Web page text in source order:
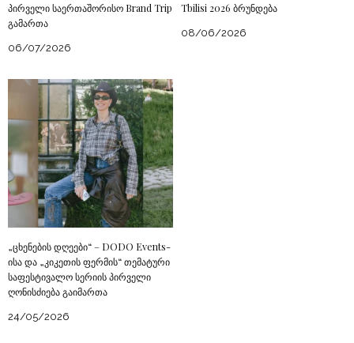
პირველი საერთაშორისო Brand Trip
გამართა
06/07/2026
Tbilisi 2026 ბრუნდება
08/06/2026
„ცხენების დღეები“ – DODO Events-
ისა და „კიკეთის ფერმის“ თემატური
საფესტივალო სერიის პირველი
ღონისძიება გაიმართა
24/05/2026